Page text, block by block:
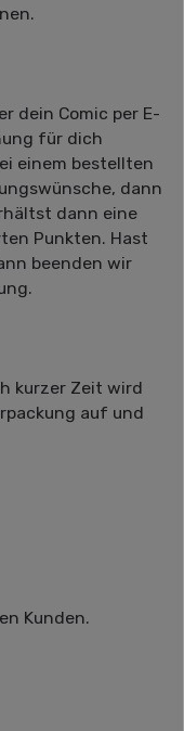
dein Comic per E-
für dich
einem bestellten
dann
dann eine
Punkten. Hast
beenden wir
kurzer Zeit wird
auf und
von 5 Sternen
Kunden.